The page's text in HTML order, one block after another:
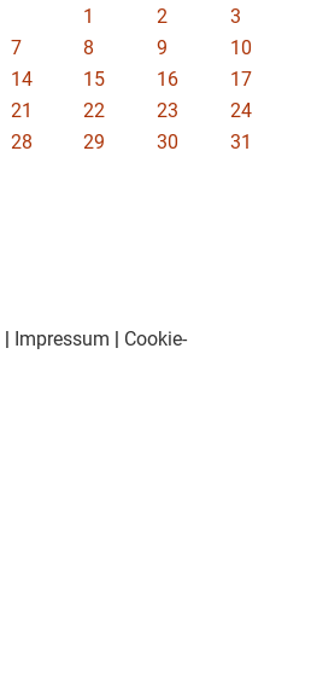
1 2
3
7 8 9
10
14 15 16
17
21 22 23
24
28 29 30
31
Impressum
Cookie-